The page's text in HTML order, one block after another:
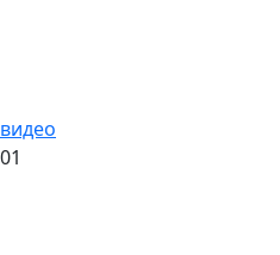
видео
01